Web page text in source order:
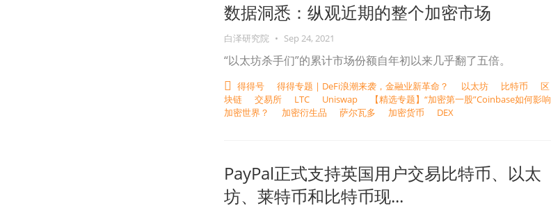
数据洞悉：纵观近期的整个加密市场
白泽研究院 • Sep 24, 2021
“以太坊杀手们”的累计市场份额自年初以来几乎翻了五倍。
得得号 得得专题 | DeFi浪潮来袭，金融业新革命？ 以太坊 比特币
区
块链
交易所 LTC Uniswap
【精选专题】“加密第一股”Coinbase如何影响
加密世界？
加密衍生品 萨尔瓦多 加密货币 DEX
PayPal正式支持英国用户交易比特币、以太
坊、莱特币和比特币现...